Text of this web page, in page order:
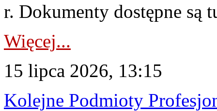
r. Dokumenty dostępne są
Więcej...
15 lipca 2026, 13:15
Kolejne Podmioty